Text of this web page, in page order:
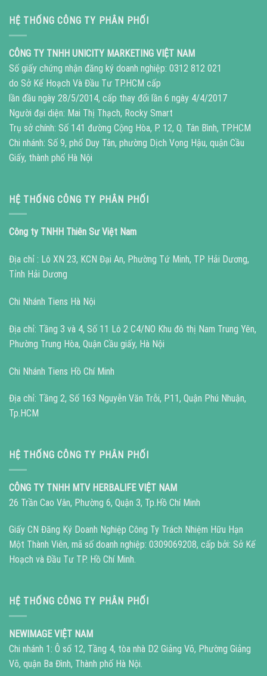
HỆ THỐNG CÔNG TY PHÂN PHỐI
CÔNG TY TNHH UNICITY MARKETING VIỆT NAM
Số giấy chứng nhận đăng ký doanh nghiệp: 0312 812 021
do Sở Kế Hoạch Và Đầu Tư TP.HCM cấp
lần đầu ngày 28/5/2014, cấp thay đổi lần 6 ngày 4/4/2017
Người đại diện: Mai Thị Thạch, Rocky Smart
Trụ sở chính: Số 141 đường Cộng Hòa, P. 12, Q. Tân Bình, TP.HCM
Chi nhánh: Số 9, phố Duy Tân, phường Dịch Vọng Hậu, quận Cầu
Giấy, thành phố Hà Nội
HỆ THỐNG CÔNG TY PHÂN PHỐI
Công ty TNHH Thiên Sư Việt Nam
Địa chỉ : Lô XN 23, KCN Đại An, Phường Tứ Minh, TP Hải Dương,
Tỉnh Hải Dương
Chi Nhánh Tiens Hà Nội
Địa chỉ: Tầng 3 và 4, Số 11 Lô 2 C4/NO Khu đô thị Nam Trung Yên,
Phường Trung Hòa, Quận Cầu giấy, Hà Nội
Chi Nhánh Tiens Hồ Chí Minh
Địa chỉ: Tầng 2, Số 163 Nguyễn Văn Trỗi, P11, Quận Phú Nhuận,
Tp.HCM
HỆ THỐNG CÔNG TY PHÂN PHỐI
CÔNG TY TNHH MTV HERBALIFE VIỆT NAM
26 Trần Cao Vân, Phường 6, Quận 3, Tp.Hồ Chí Minh
Giấy CN Đăng Ký Doanh Nghiệp Công Ty Trách Nhiệm Hữu Hạn
Một Thành Viên, mã số doanh nghiệp: 0309069208, cấp bởi: Sở Kế
Hoạch và Đầu Tư TP. Hồ Chí Minh.
HỆ THỐNG CÔNG TY PHÂN PHỐI
NEWIMAGE VIỆT NAM
Chi nhánh 1: Ô số 12, Tầng 4, tòa nhà D2 Giảng Võ, Phường Giảng
Võ, quận Ba Đình, Thành phố Hà Nội.